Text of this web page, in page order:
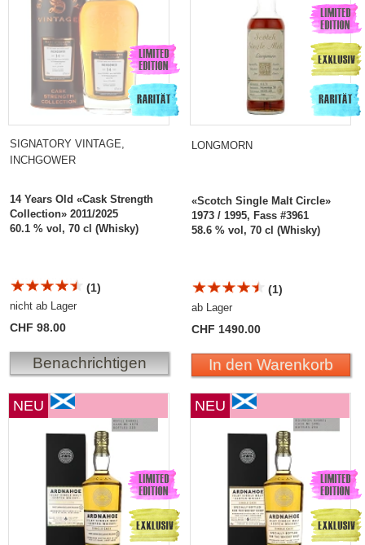
SIGNATORY VINTAGE,
INCHGOWER
14 Years Old «Cask Strength
Collection» 2011/2025
60.1 % vol, 70 cl (Whisky)
(1)
nicht ab Lager
CHF 98.00
Benachrichtigen
LONGMORN
«Scotch Single Malt Circle»
1973 / 1995, Fass #3961
58.6 % vol, 70 cl (Whisky)
(1)
ab Lager
CHF 1490.00
In den Warenkorb
NEU NEU